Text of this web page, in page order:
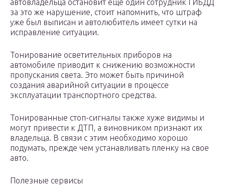
автовладельца остановит еще один сотрудник ГИБДД
за это же нарушение, стоит напомнить, что штраф
уже был выписан и автолюбитель имеет сутки на
исправление ситуации.
Тонирование осветительных приборов на
автомобиле приводит к снижению возможности
пропускания света. Это может быть причиной
создания аварийной ситуации в процессе
эксплуатации транспортного средства.
Тонированные стоп-сигналы также хуже видимы и
могут привести к ДТП, а виновником признают их
владельца. В связи с этим необходимо хорошо
подумать, прежде чем устанавливать пленку на свое
авто.
Полезные сервисы